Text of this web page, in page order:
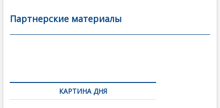
b
o
er l
а
в
Партнерские материалы
по
записямКАРТИНА ДНЯ